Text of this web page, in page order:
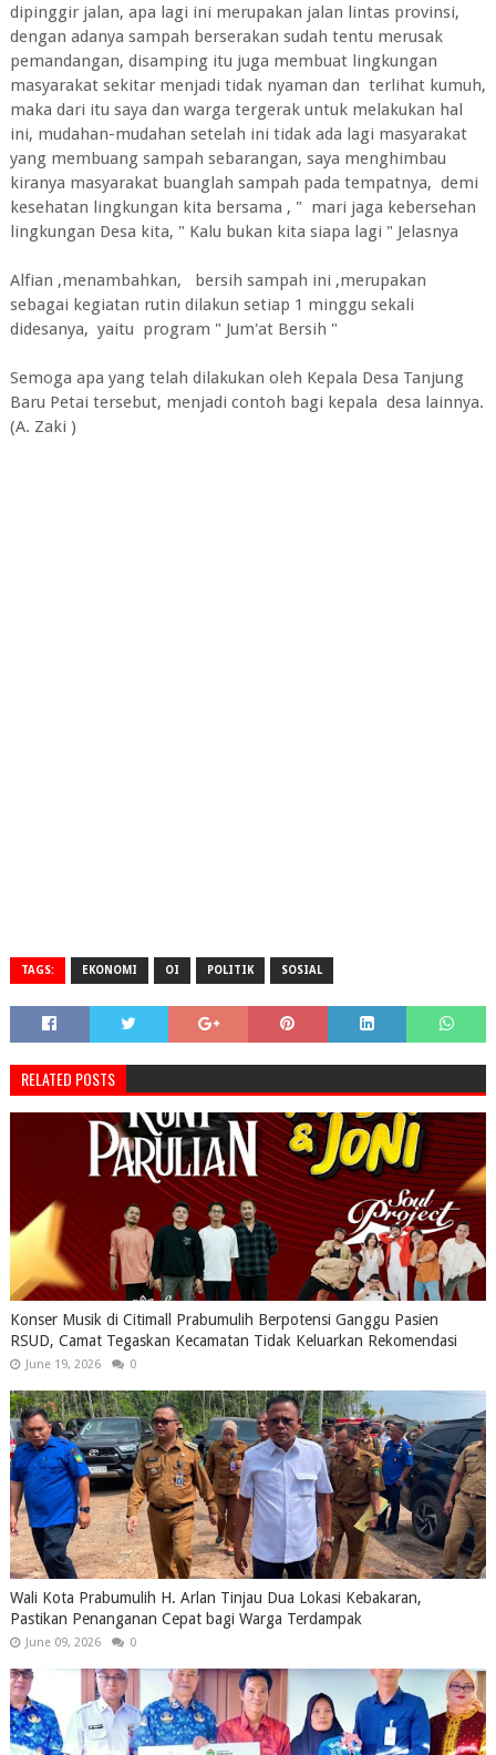
dipinggir jalan, apa lagi ini merupakan jalan lintas provinsi,
dengan adanya sampah berserakan sudah tentu merusak
pemandangan, disamping itu juga membuat lingkungan
masyarakat sekitar menjadi tidak nyaman dan terlihat kumuh,
maka dari itu saya dan warga tergerak untuk melakukan hal
ini, mudahan-mudahan setelah ini tidak ada lagi masyarakat
yang membuang sampah sebarangan, saya menghimbau
kiranya masyarakat buanglah sampah pada tempatnya, demi
kesehatan lingkungan kita bersama , " mari jaga kebersehan
lingkungan Desa kita, " Kalu bukan kita siapa lagi " Jelasnya
Alfian ,menambahkan, bersih sampah ini ,merupakan
sebagai kegiatan rutin dilakun setiap 1 minggu sekali
didesanya, yaitu program " Jum'at Bersih "
Semoga apa yang telah dilakukan oleh Kepala Desa Tanjung
Baru Petai tersebut, menjadi contoh bagi kepala desa lainnya.
(A. Zaki )
TAGS: EKONOMI OI POLITIK SOSIAL
RELATED POSTS
Konser Musik di Citimall Prabumulih Berpotensi Ganggu Pasien
RSUD, Camat Tegaskan Kecamatan Tidak Keluarkan Rekomendasi
June 19, 2026 0
Wali Kota Prabumulih H. Arlan Tinjau Dua Lokasi Kebakaran,
Pastikan Penanganan Cepat bagi Warga Terdampak
June 09, 2026 0